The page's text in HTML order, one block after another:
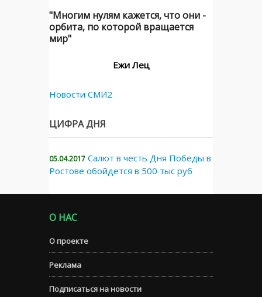
"Многим нулям кажется, что они -
орбита, по которой вращается
мир"
Ежи Лец
Новости СМИ2
ЦИФРА ДНЯ
05.04.2017 Салют в честь Дня Победы в
Ростове обойдется в 500 тыс руб
О НАС
О проекте
Реклама
Подписаться на новости